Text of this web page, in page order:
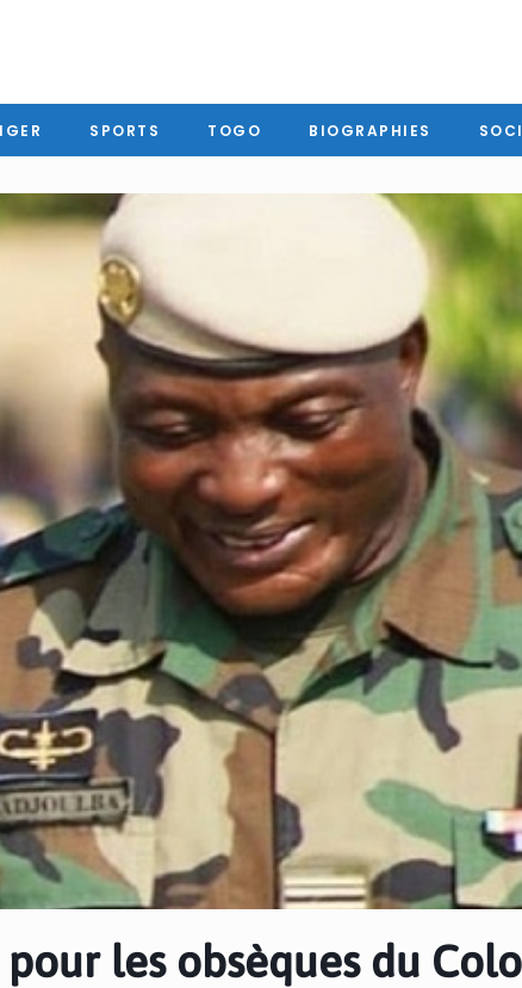
SPORTS TOGO BIOGRAPHIES
les obsèques du